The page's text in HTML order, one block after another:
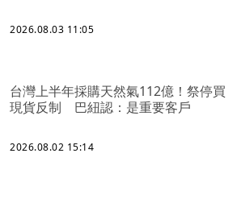
2026.08.03 11:05
台灣上半年採購天然氣112億！祭停買
現貨反制 巴紐認：是重要客戶
2026.08.02 15:14